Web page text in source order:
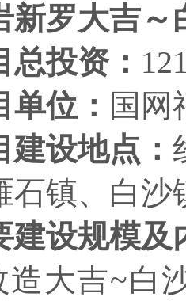
新罗大吉～
总投资：
单位： 国网
建设地点：
石镇、白沙
建设规模及
吉~白沙